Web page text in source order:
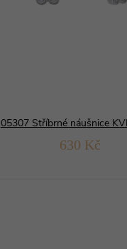
05307 Stříbrné náušnice
630 Kč